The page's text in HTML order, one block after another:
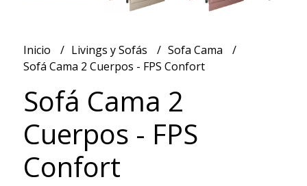
Inicio Livings y Sofás
Sofa Cama
Sofá Cama 2 Cuerpos - FPS Confort
Sofá Cama 2
Cuerpos - FPS
Confort